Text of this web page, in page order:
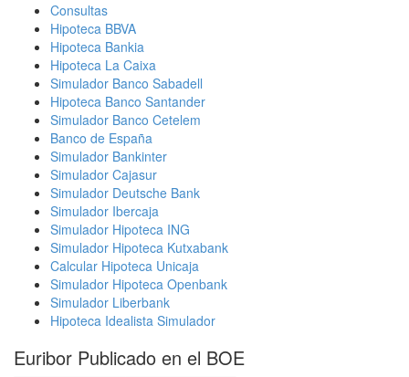
Consultas
Hipoteca BBVA
Hipoteca Bankia
Hipoteca La Caixa
Simulador Banco Sabadell
Hipoteca Banco Santander
Simulador Banco Cetelem
Banco de España
Simulador Bankinter
Simulador Cajasur
Simulador Deutsche Bank
Simulador Ibercaja
Simulador Hipoteca ING
Simulador Hipoteca Kutxabank
Calcular Hipoteca Unicaja
Simulador Hipoteca Openbank
Simulador Liberbank
Hipoteca Idealista Simulador
Euribor Publicado en el BOE